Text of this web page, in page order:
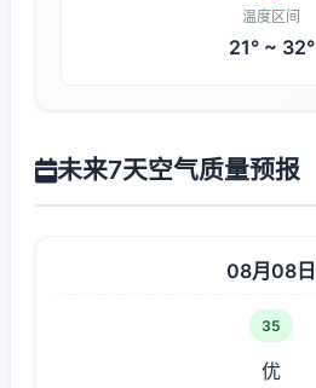
温度区间
21° ~ 32°
未来7天空气质量预报
08月08日
35
优